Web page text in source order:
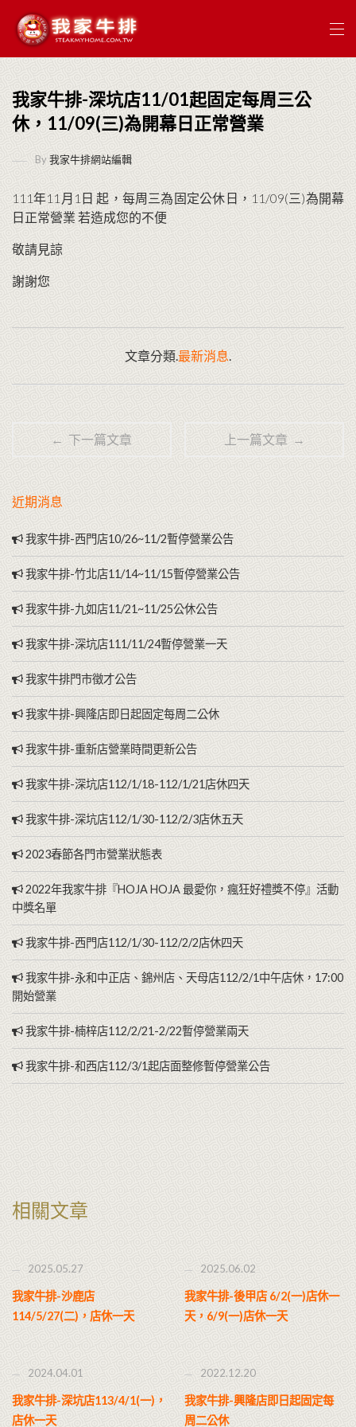
我家牛排-深坑店11/01起固定每周三公
休，11/09(三)為開幕日正常營業
By我家牛排網站編輯
111年11月1日 起，每周三為固定公休日，11/09(三)為開幕
日正常營業 若造成您的不便
敬請見諒
謝謝您
文章分類.最新消息.
← 下一篇文章 上一篇文章 →
近期消息
我家牛排-西門店10/26~11/2暫停營業公告
我家牛排-竹北店11/14~11/15暫停營業公告
我家牛排-九如店11/21~11/25公休公告
我家牛排-深坑店111/11/24暫停營業一天
我家牛排門市徵才公告
我家牛排-興隆店即日起固定每周二公休
我家牛排-重新店營業時間更新公告
我家牛排-深坑店112/1/18-112/1/21店休四天
我家牛排-深坑店112/1/30-112/2/3店休五天
2023春節各門市營業狀態表
2022年我家牛排『HOJA HOJA 最愛你，瘋狂好禮獎不停』活動
中獎名單
我家牛排-西門店112/1/30-112/2/2店休四天
我家牛排-永和中正店、錦州店、天母店112/2/1中午店休，17:00
開始營業
我家牛排-楠梓店112/2/21-2/22暫停營業兩天
我家牛排-和西店112/3/1起店面整修暫停營業公告
相關文章
2025.05.27
我家牛排-沙鹿店
114/5/27(二)，店休一天
2025.06.02
我家牛排-後甲店 6/2(一)店休一
天，6/9(一)店休一天
2024.04.01
我家牛排-深坑店113/4/1(一)，
店休一天
2022.12.20
我家牛排-興隆店即日起固定每
周二公休